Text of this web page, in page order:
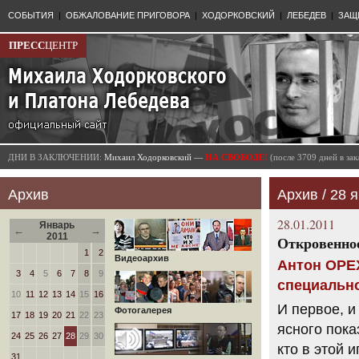
СОБЫТИЯ | ОБЖАЛОВАНИЕ ПРИГОВОРА | ХОДОРКОВСКИЙ | ЛЕБЕДЕВ |
ПРЕССЦЕНТР
ДНИ В ЗАКЛЮЧЕНИИ: Михаил Ходорковский — НА СВОБОДЕ! (после 3709 дней в
Архив
←
Январь
2011
→
1 2
3 4 5 6 7 8 9
10 11 12 13 14 15 16
17 18 19 20 21 22 23
24 25 26 27 28 29 30
31
Видеоархив
Фотогалерея
Архив / 28
28.01.2011
Антон
И первое, и
ясного
кто в этой